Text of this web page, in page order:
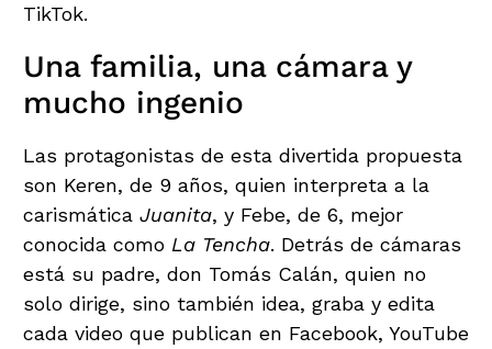
TikTok.
Una familia, una cámara y
mucho ingenio
Las protagonistas de esta divertida propuesta
son Keren, de 9 años, quien interpreta a la
carismática Juanita, y Febe, de 6, mejor
conocida como La Tencha. Detrás de cámaras
está su padre, don Tomás Calán, quien no
solo dirige, sino también idea, graba y edita
cada video que publican en Facebook, YouTube